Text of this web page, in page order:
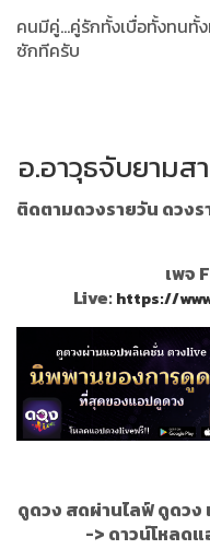
คนมีคู่...คู่รักทั้งเบื่อทั้งทนทั้
ซักทีครับ
อ.อาวุธจับยาม
ติดตามดวงรายวัน ดวง
เพจ
Live:https://
ดูดวง สดผ่านไลฟ์ ดูดว
-> ดาวน์โหลด